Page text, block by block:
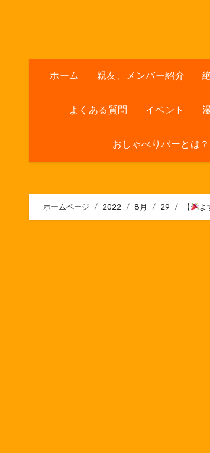
ホーム 親友、メンバー紹介
よくある質問 イベント
おしゃべりバーとは
ホームページ 2022 8月 29 【 よ